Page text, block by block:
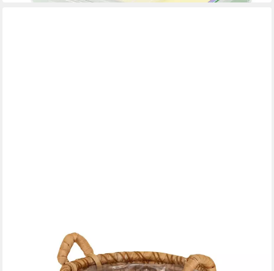
Wasserhyazinthe geflochten
UVP29,99 €